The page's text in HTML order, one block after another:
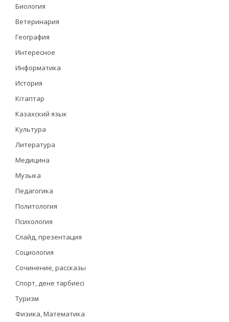
Биология
Ветеринария
География
Интересное
Информатика
История
Кітаптар
Казахский язык
Культура
Литература
Медицина
Музыка
Педагогика
Политология
Психология
Слайд, презентация
Социология
Сочинение, рассказы
Спорт, дене тәрбиесі
Туризм
Физика, Математика